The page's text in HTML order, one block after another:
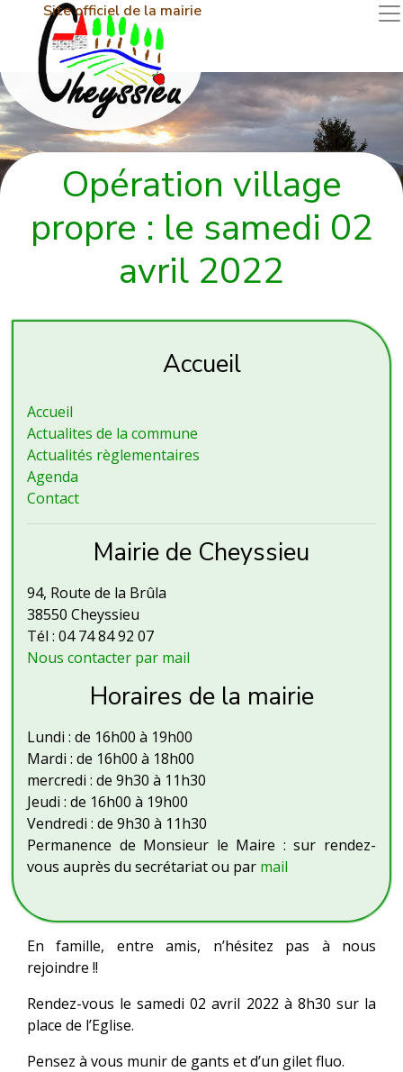
Site officiel de la mairie
Opération village
propre : le samedi 02
avril 2022
Accueil
Accueil
Actualites de la commune
Actualités règlementaires
Agenda
Contact
Mairie de Cheyssieu
94, Route de la Brûla
38550 Cheyssieu
Tél : 04 74 84 92 07
Nous contacter par mail
Horaires de la mairie
Lundi : de 16h00 à 19h00
Mardi : de 16h00 à 18h00
mercredi : de 9h30 à 11h30
Jeudi : de 16h00 à 19h00
Vendredi : de 9h30 à 11h30
Permanence de Monsieur le Maire : sur rendez-
vous auprès du secrétariat ou par mail
En famille, entre amis, n’hésitez pas à nous
rejoindre !!
Rendez-vous le samedi 02 avril 2022 à 8h30 sur la
place de l’Eglise.
Pensez à vous munir de gants et d’un gilet fluo.